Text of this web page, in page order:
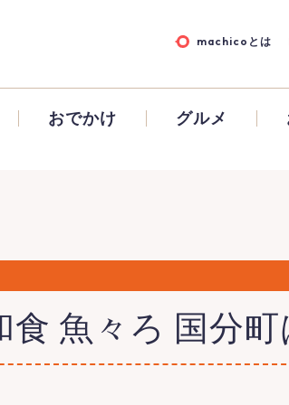
machicoとは
おでかけ グルメ
食 魚々ろ 国分